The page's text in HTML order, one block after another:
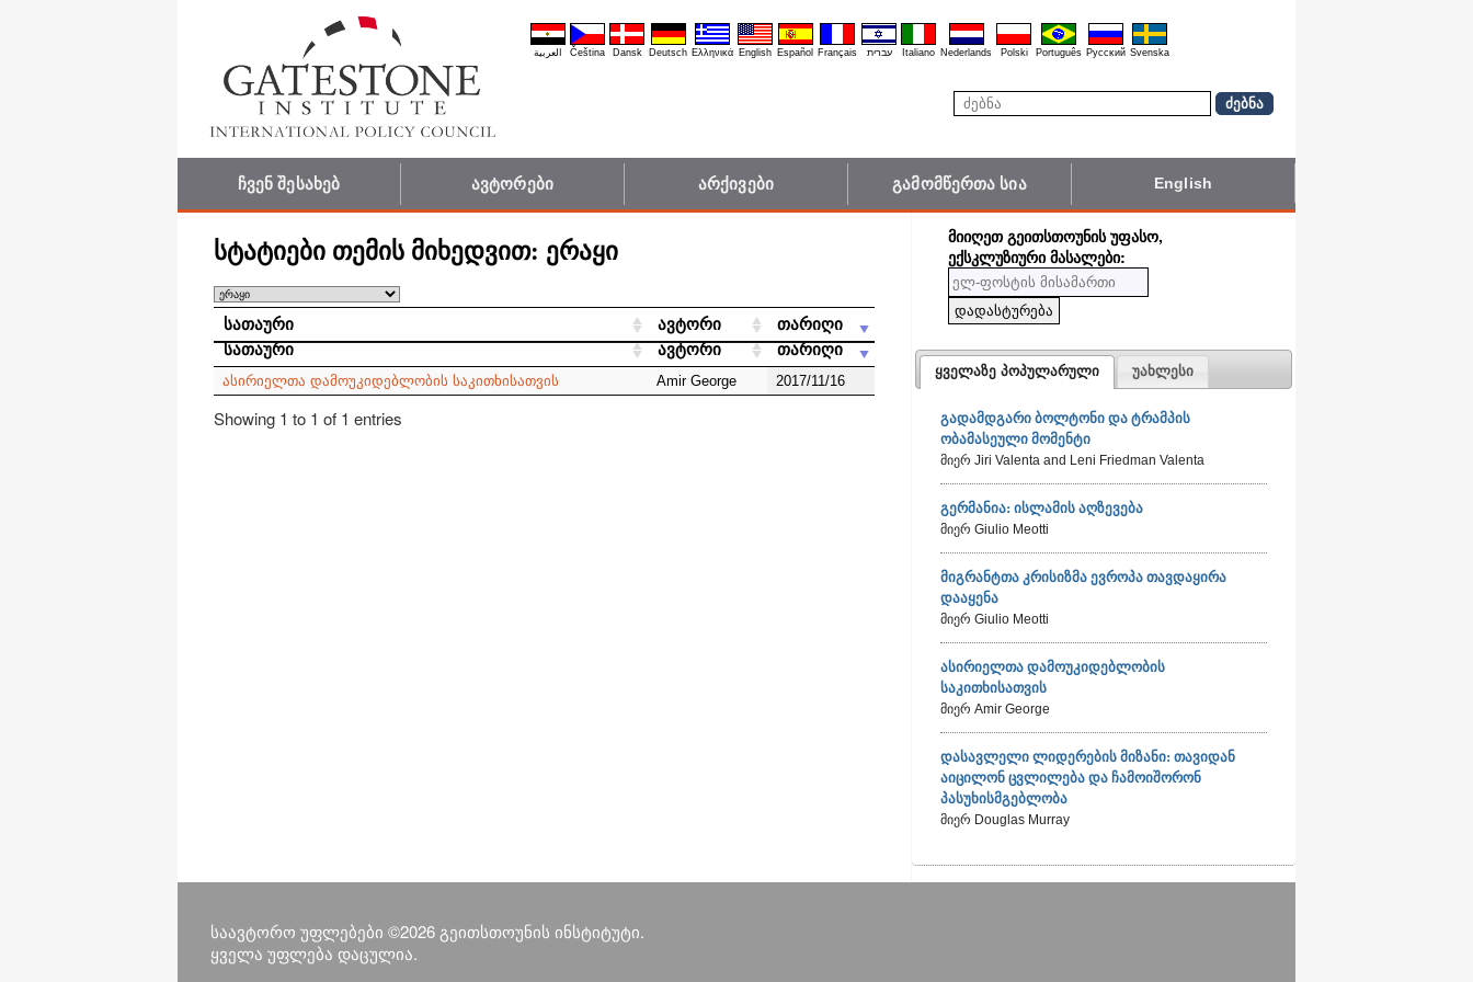
العربية Čeština Dansk Deutsch Ελληνικά English Español Français עברית Italiano Nederlands Polski Português Pyccĸий Svenska
ჩვენ შესახებ ავტორები არქივები გამომწერთა სია English
სტატიები თემის მიხედვით: ერაყი
სიის გაფილტვრა:
სათაური ავტორი თარიღი
ასირიელთა დამოუკიდებლობის საკითხისათვის Amir George 2017/11/16
Showing 1 to 1 of 1 entries
ᲛᲘᲘᲦᲔᲗ ᲒᲔᲘᲗᲡᲗᲝᲣᲜᲘᲡ ᲣᲤᲐᲡᲝ,
ᲔᲥᲡᲙᲚᲣᲖᲘᲣᲠᲘ ᲛᲐᲡᲐᲚᲔᲑᲘ:
ყველაზე პოპულარული უახლესი
გადამდგარი ბოლტონი და ტრამპის
ობამასეული მომენტი
მიერ Jiri Valenta and Leni Friedman Valenta
გერმანია: ისლამის აღზევება
მიერ Giulio Meotti
მიგრანტთა კრისიზმა ევროპა თავდაყირა
დააყენა
მიერ Giulio Meotti
ასირიელთა დამოუკიდებლობის
საკითხისათვის
მიერ Amir George
დასავლელი ლიდერების მიზანი: თავიდან
აიცილონ ცვლილება და ჩამოიშორონ
პასუხისმგებლობა
მიერ Douglas Murray
საავტორო უფლებები ©2026 გეითსთოუნის ინსტიტუტი.
ყველა უფლება დაცულია.
სათაური ავტორი თარიღი